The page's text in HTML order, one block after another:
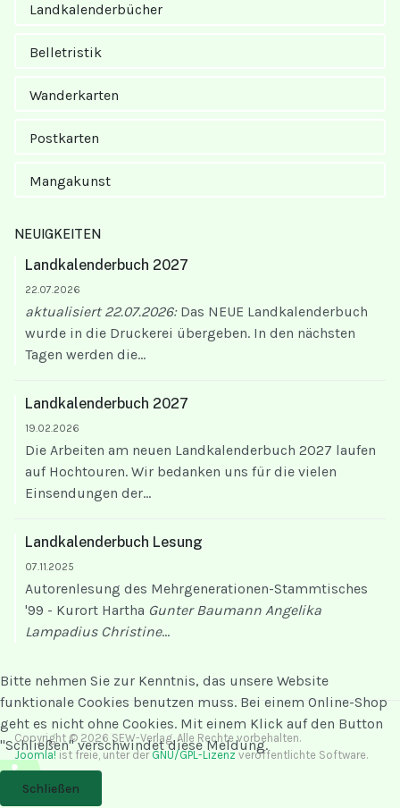
Landkalender­bücher
Belletristik
Wanderkarten
Postkarten
Mangakunst
NEUIGKEITEN
Landkalenderbuch 2027
22.07.2026
aktualisiert 22.07.2026:Das NEUE Landkalenderbuch
wurde in die Druckerei übergeben. In den nächsten
Tagen werden die...
Landkalenderbuch 2027
19.02.2026
Die Arbeiten am neuen Landkalenderbuch 2027 laufen
auf Hochtouren. Wir bedanken uns für die vielen
Einsendungen der...
Landkalenderbuch Lesung
07.11.2025
Autorenlesung des Mehrgenerationen-Stammtisches
'99 - Kurort Hartha Gunter Baumann Angelika
Lampadius Christine...
Copyright © 2026 SEW-Verlag. Alle Rechte vorbehalten.
Joomla! ist freie, unter der GNU/GPL-Lizenz veröffentlichte Software.
Bitte nehmen Sie zur Kenntnis, das unsere Website
funktionale Cookies benutzen muss. Bei einem Online-Shop
geht es nicht ohne Cookies. Mit einem Klick auf den Button
"Schließen" verschwindet diese Meldung.
Schließen